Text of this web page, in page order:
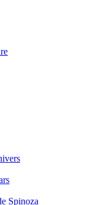
Spinoza